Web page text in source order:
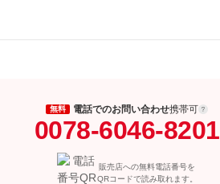
無料 電話でのお問い合わせ携帯可
0078-6046-8201
販売店への無料電話番号を
QRコードで読み取れます。